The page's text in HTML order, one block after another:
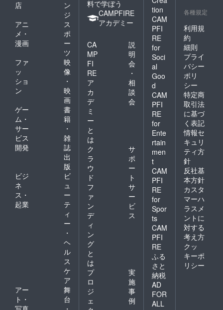
店
ン
ジ
アニ
メ・
漫画
ス
ポ
ー
ツ
ファ
ッ
ショ
ン
映
像
・
映
画
ゲー
ム・
サー
ビス
開発
書
籍
・
雑
誌
出
版
ビジ
ネ
ス・
起業
ビ
ュ
ー
テ
ィ
ー
・
ヘ
ル
ス
ケ
ア
アー
ト・
舞
台
料で学ぼう
CAMPFIRE
アカデミー
CA
MP
FI
RE
ア
カ
デ
ミ
ー
と
は
説
明
会
・
相
談
会
ク
ラ
ウ
ド
フ
ァ
ン
デ
ィ
ン
グ
と
は
サ
ポ
ー
ト
サ
ー
ビ
ス
プ
ロ
ジ
ェ
実
施
事
例
tion
CAM
PFI
RE
for
Soci
al
Goo
d
CAM
PFI
RE
for
Ente
rtain
men
t
CAM
PFI
RE
for
Spor
ts
CAM
PFI
RE
ふる
さと
納税
AD
FOR
ALL
各種規定
利用規
約
細則
プライ
バシー
ポリ
シー
特定商
取引法
に基づ
く表記
情報セ
キュリ
ティ方
針
反社基
本方針
カスタ
マーハ
ラスメ
ントに
対する
考え方
クッ
キーポ
リシー